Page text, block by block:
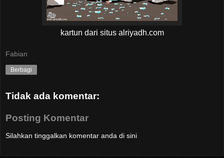
kartun dari situs alriyadh.com
Fabian
Berbagi
Tidak ada komentar:
Posting Komentar
Silahkan tinggalkan komentar anda di sini